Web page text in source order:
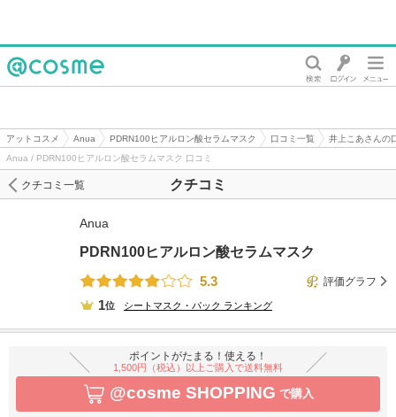
アットコスメ Anua PDRN100ヒアルロン酸セラムマスク 口コミ一覧
井上こあさんの
Anua / PDRN100ヒアルロン酸セラムマスク 口コミ
クチコミ
クチコミ一覧
Anua
PDRN100ヒアルロン酸セラムマスク
5.3
評価グラフ
1位 シートマスク・パック ランキング
ポイントがたまる！使える！
1,500円（税込）以上ご購入で送料無料
@cosme SHOPPING で購入